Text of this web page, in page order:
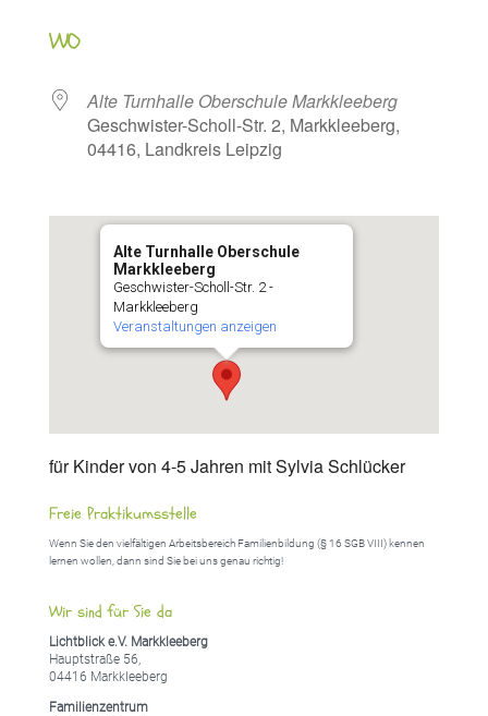
WO
Alte Turnhalle Oberschule Markkleeberg
Geschwister-Scholl-Str. 2, Markkleeberg,
04416, Landkreis Leipzig
Alte Turnhalle Oberschule
Markkleeberg
Geschwister-Scholl-Str. 2 -
Markkleeberg
Veranstaltungen anzeigen
für Kinder von 4-5 Jahren mit Sylvia Schlücker
Freie Praktikumsstelle
Wenn Sie den vielfältigen Arbeitsbereich Familienbildung (§ 16 SGB VIII) kennen
lernen wollen, dann sind Sie bei uns genau richtig!
Wir sind für Sie da
Lichtblick e.V. Markkleeberg
Hauptstraße 56,
04416 Markkleeberg
Familienzentrum